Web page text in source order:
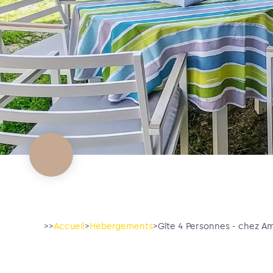
>>Accueil>Hébergements>Gîte 4 Personnes - chez